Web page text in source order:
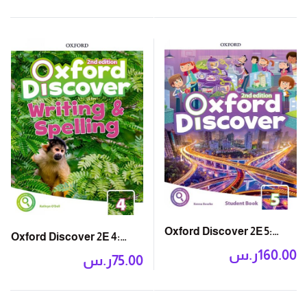
Oxford Discover 2E 5:
Student Book with App
ر.س160.00
Oxford Discover 2E 4:
Writing and Spelling
ر.س75.00